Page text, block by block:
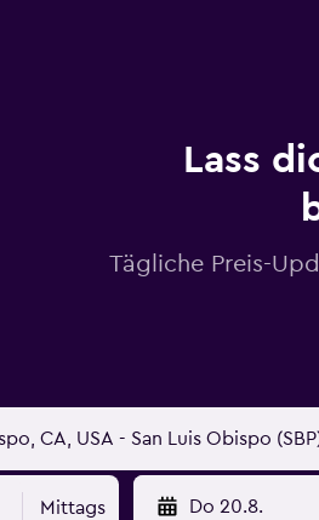
Lass
Tägliche Preis-
Mittags Do 20.8.